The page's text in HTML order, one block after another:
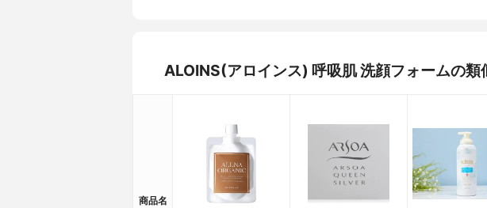
ALOINS(アロインス) 呼吸肌 洗顔フォームの
商品名